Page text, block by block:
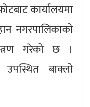
कार्यालयमा
नगरपालिकाको
गरेको छ ।
उपस्थित बाक्लो